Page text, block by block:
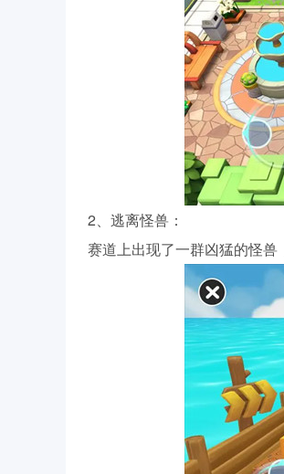
2、逃离怪兽：
赛道上出现了一群凶猛的怪兽